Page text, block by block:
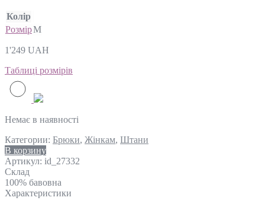
Колір
РозмірM
1'249 UAH
Таблиці розмірів
Немає в наявності
Категории: Брюки, Жінкам, Штани
В корзину
Артикул: id_27332
Склад
100% бавовна
Характеристики